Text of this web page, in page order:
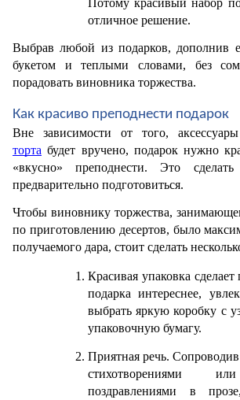
отличное решение.
Выбрав любой из подарков, дополнив
букетом и теплыми словами, без
порадовать виновника торжества.
Как красиво преподнести подарок
Вне зависимости от того,
торта будет вручено, подарок нужно
«вкусно» преподнести. Это
предварительно подготовиться.
Чтобы виновнику торжества,
по приготовлению десертов, было
получаемого дара, стоит сделать
Красивая упаковка
подарка интереснее,
выбрать яркую коробку с
упаковочную бумагу.
Приятная речь.
стихотворениями
поздравлениями в